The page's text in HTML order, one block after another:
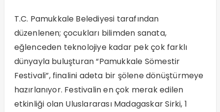
T.C. Pamukkale Belediyesi tarafından
düzenlenen; çocukları bilimden sanata,
eğlenceden teknolojiye kadar pek çok farklı
dünyayla buluşturan “Pamukkale Sömestir
Festivali”, finalini adeta bir şölene dönüştürmeye
hazırlanıyor. Festivalin en çok merak edilen
etkinliği olan Uluslararası Madagaskar Sirki, 1